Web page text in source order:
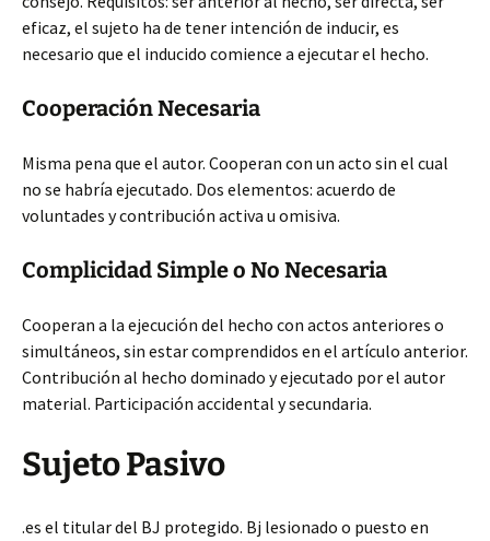
eficaz, el sujeto ha de tener intención de inducir, es
necesario que el inducido comience a ejecutar el hecho.
Cooperación Necesaria
Misma pena que el autor. Cooperan con un acto sin el cual
no se habría ejecutado. Dos elementos: acuerdo de
voluntades y contribución activa u omisiva.
Complicidad Simple o No Necesaria
Cooperan a la ejecución del hecho con actos anteriores o
simultáneos, sin estar comprendidos en el artículo anterior.
Contribución al hecho dominado y ejecutado por el autor
material. Participación accidental y secundaria.
Sujeto Pasivo
.es el titular del BJ protegido. Bj lesionado o puesto en